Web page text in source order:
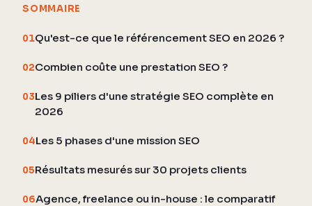
SOMMAIRE
01Qu'est-ce que le référencement SEO en 2026 ?
02Combien coûte une prestation SEO ?
03Les 9 piliers d'une stratégie SEO complète en
2026
04Les 5 phases d'une mission SEO
05Résultats mesurés sur 30 projets clients
06Agence, freelance ou in-house : le comparatif